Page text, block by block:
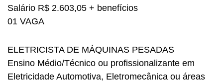
Salário R$ 2.603,05 + benefícios
01 VAGA
ELETRICISTA DE MÁQUINAS PESADAS
Ensino Médio/Técnico ou profissionalizante em
Eletricidade Automotiva, Eletromecânica ou áreas